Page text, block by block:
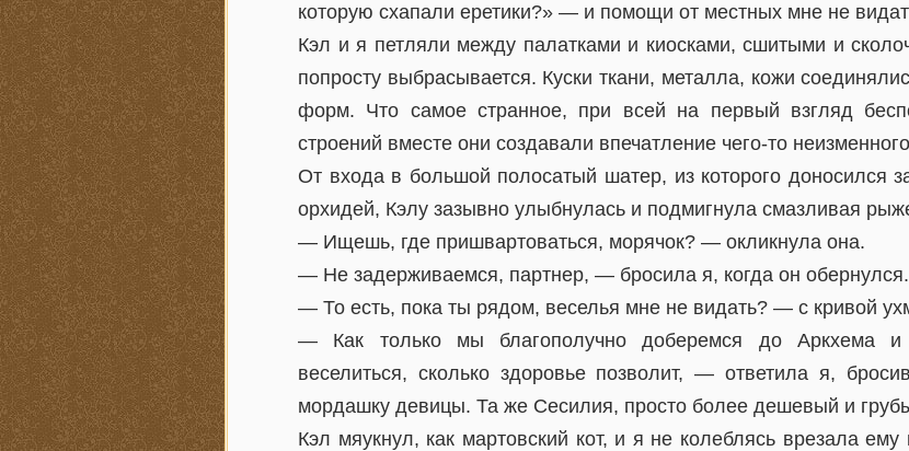
которую схапали еретики?» — и помощи от местных мне не
Кэл и я петляли между палатками и киосками, сшитыми и
попросту выбрасывается. Куски ткани, металла, кожи
форм. Что самое странное, при всей на первый взгляд
строений вместе они создавали впечатление чего-то
От входа в большой полосатый шатер, из которого доносился
орхидей, Кэлу зазывно улыбнулась и подмигнула смазливая
— Ищешь, где пришвартоваться, морячок? — окликнула она.
— Не задерживаемся, партнер, — бросила я, когда он обернулся.
— То есть, пока ты рядом, веселья мне не видать? — с кривой
— Как только мы благополучно доберемся до Аркхема
веселиться, сколько здоровье позволит, — ответила я,
мордашку девицы. Та же Сесилия, просто более дешевый и
Кэл мяукнул, как мартовский кот, и я не колеблясь врезала